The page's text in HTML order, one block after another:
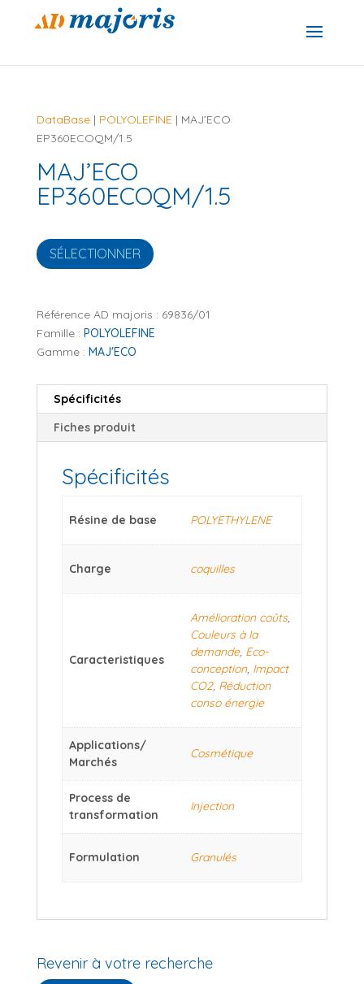
DataBase| POLYOLEFINE | MAJ’ECO
EP360ECOQM/1.5
MAJ’ECO
EP360ECOQM/1.5
SÉLECTIONNER
Référence AD majoris : 69836/01
Famille : POLYOLEFINE
Gamme : MAJ'ECO
Spécificités
Fiches produit
Spécificités
Résine de base POLYETHYLENE
Charge coquilles
Caracteristiques
Amélioration coûts,
Couleurs à la
demande, Eco-
conception, Impact
CO2, Réduction
conso énergie
Applications/
Marchés
Cosmétique
Process de
transformation
Injection
Formulation Granulés
Revenir à votre recherche